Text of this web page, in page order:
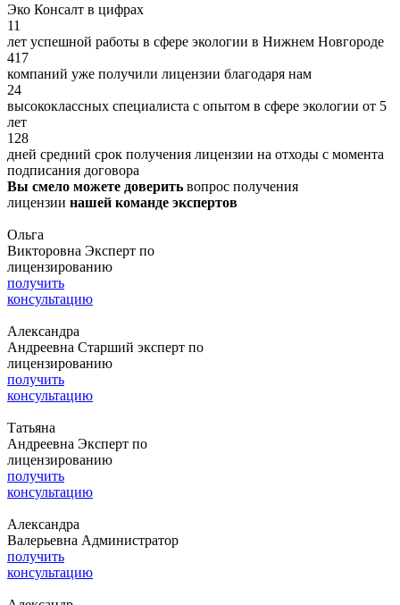
Эко Консалт в цифрах
11
лет успешной работы в сфере экологии в Нижнем Новгороде
417
компаний уже получили лицензии благодаря нам
24
высококлассных специалиста с опытом в сфере экологии от 5
лет
128
дней средний срок получения лицензии на отходы с момента
подписания договора
Вы смело можете доверить вопрос получения
лицензии нашей команде экспертов
Ольга
Викторовна Эксперт по
лицензированию
получить
консультацию
Александра
Андреевна Старший эксперт по
лицензированию
получить
консультацию
Татьяна
Андреевна Эксперт по
лицензированию
получить
консультацию
Александра
Валерьевна Администратор
получить
консультацию